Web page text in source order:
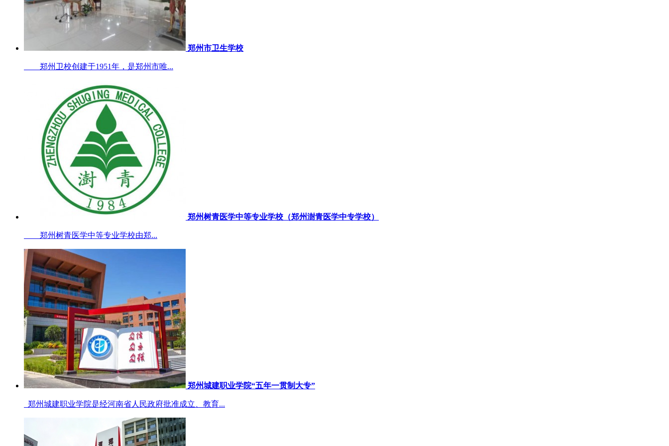
郑州市卫生学校
郑州卫校创建于1951年，是郑州市唯...
郑州树青医学中等专业学校（郑州澍青医学中专学校）
郑州树青医学中等专业学校由郑...
郑州城建职业学院“五年一贯制大专”
郑州城建职业学院是经河南省人民政府批准成立、教育...